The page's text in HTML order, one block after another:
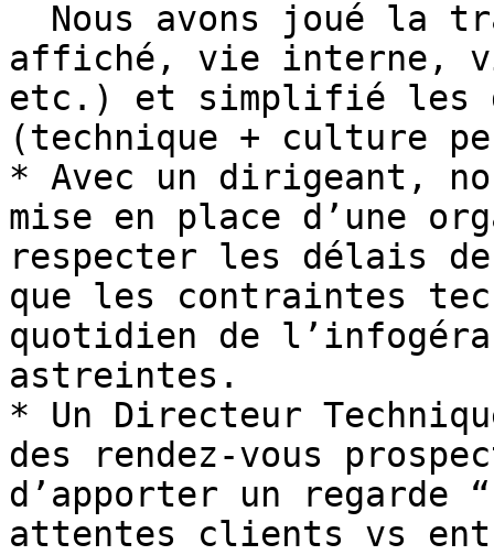
affiché, vie interne,
etc.) et simplifié les
(technique + culture
* Avec un dirigeant,
mise en place d’une
respecter les délais
que les contraintes
quotidien de
astreintes.
* Un Directeur
des rendez-vous
d’apporter un regarde
attentes clients vs